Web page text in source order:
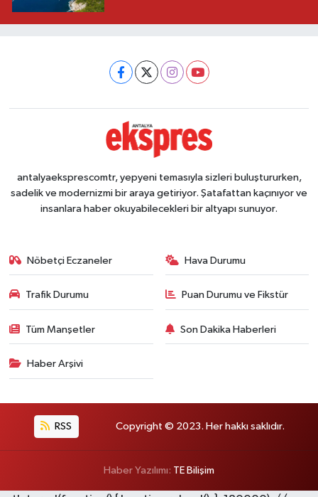
antalyaeksprescomtr, yepyeni temasıyla sizleri buluştururken,
sadelik ve modernizmi bir araya getiriyor. Şatafattan kaçınıyor ve
insanlara haber okuyabilecekleri bir altyapı sunuyor.
Nöbetçi Eczaneler Hava Durumu
Trafik Durumu Puan Durumu ve Fikstür
Tüm Manşetler Son Dakika Haberleri
Haber Arşivi
RSS Copyright © 2023. Her hakkı saklıdır.
Haber Yazılımı: TE Bilişim